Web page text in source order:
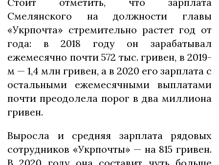
Смелянского на должности главы
«Укрпочта» стремительно растет год от
года: в 2018 году он зарабатывал
ежемесячно почти 572 тыс. гривен, в 2019-
м — 1,4 млн гривен, а в 2020 его зарплата с
остальными ежемесячными выплатами
почти преодолела порог в два миллиона
гривен.
Выросла и средняя зарплата рядовых
сотрудников «Укрпочты» — на 815 гривен.